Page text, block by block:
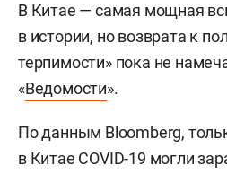
В Китае — самая мощная
в истории, но возврата к
терпимости» пока не
«Ведомости».
По данным Bloomberg,
в Китае COVID-19 могли